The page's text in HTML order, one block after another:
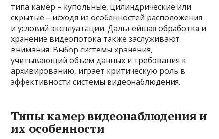
типа камер – купольные, цилиндрические или
скрытые – исходя из особенностей расположения
и условий эксплуатации. Дальнейшая обработка и
хранение видеопотока также заслуживают
внимания. Выбор системы хранения,
учитывающий объем данных и требования к
архивированию, играет критическую роль в
эффективности системы видеонаблюдения.
Типы камер видеонаблюдения и
их особенности